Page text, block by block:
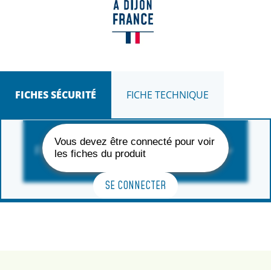
FICHES SÉCURITÉ FICHE TECHNIQUE
FORMAT 6 X 200ML
Vous devez être connecté pour voir
les fiches du produit
SE CONNECTER